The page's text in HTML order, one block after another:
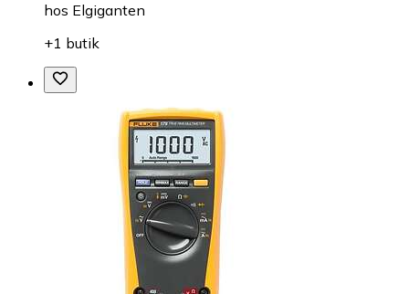
hos Elgiganten
+1 butik